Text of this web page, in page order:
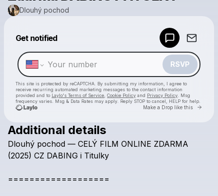
Dlouhý pochod
Get notified
RSVP
This site is protected by reCAPTCHA. By submitting my information, I agree to
receive recurring automated marketing messages to the contact information
provided and to Laylo's Terms of Service Cookie Policy and Privacy Policy . Msg
frequency varies. Msg & Data Rates may apply. Reply STOP to cancel, HELP for help.
Make a Drop like this Go
Check your texts
Additional details
Dlouhý pochod — CELÝ FILM ONLINE ZDARMA
(2025) CZ DABING i Titulky
===================